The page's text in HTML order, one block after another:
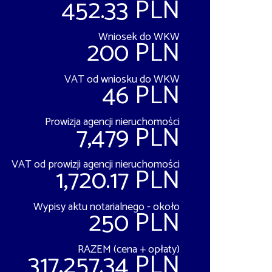
452.33 PLN
Wniosek do WKW
200 PLN
VAT od wniosku do WKW
46 PLN
Prowizja agencji nieruchomości
7,479 PLN
VAT od prowizji agencji nieruchomości
1,720.17 PLN
Wypisy aktu notarialnego - około
250 PLN
RAZEM (cena + opłaty)